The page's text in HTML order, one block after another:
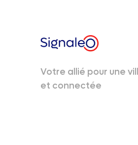
Votre allié pour une
et connectée